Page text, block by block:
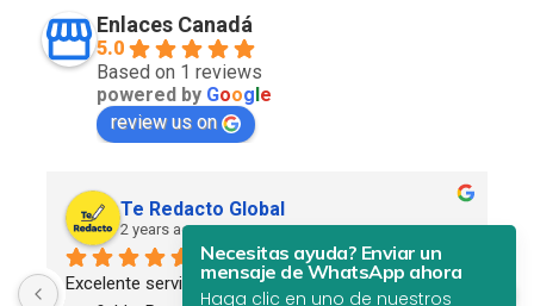
Enlaces Canadá
5.0
Based on 1 reviews
powered by Google
review us on
Te Redacto Global
2 years ago
Excelente servicio. Profesional, eficiente y
Necesitas ayuda? Enviar un
mensaje de WhatsApp ahora
Haga clic en uno de nuestros